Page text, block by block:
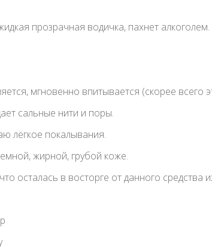
прозрачная водичка, пахнет алкоголем.
мгновенно впитывается (скорее всего
сальные нити и поры.
лёгкое покалывания.
жирной, грубой коже.
осталась в восторге от данного средства